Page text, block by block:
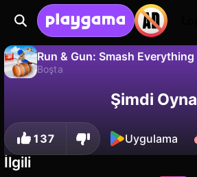
Run & Gun: Smash Everything
Boşta
İlerlemeyi kaydet! Hayır
Şimdi Oyna
137 Uygulama
İlgili